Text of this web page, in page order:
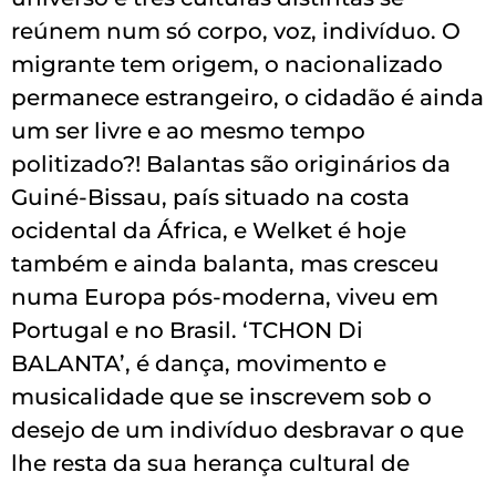
reúnem num só corpo, voz, indivíduo. O
migrante tem origem, o nacionalizado
permanece estrangeiro, o cidadão é ainda
um ser livre e ao mesmo tempo
politizado?! Balantas são originários da
Guiné-Bissau, país situado na costa
ocidental da África, e Welket é hoje
também e ainda balanta, mas cresceu
numa Europa pós-moderna, viveu em
Portugal e no Brasil. ‘TCHON Di
BALANTA’, é dança, movimento e
musicalidade que se inscrevem sob o
desejo de um indivíduo desbravar o que
lhe resta da sua herança cultural de